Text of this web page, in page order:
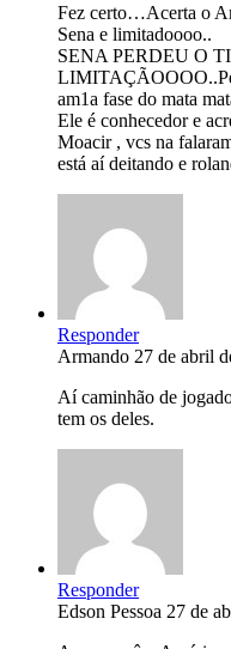
Fez certo…Acerta o
Sena e limitadoooo..
SENA PERDEU O
am1a fase do mata
Ele é conhecedor e
Moacir , vcs na
está aí deitando e
Responder
Armando 27 de abril
Aí caminhão de
tem os deles.
Responder
Edson Pessoa 27 de